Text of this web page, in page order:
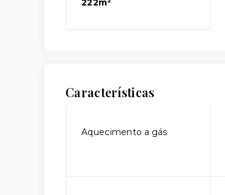
222m²
Características
Aquecimento a gás